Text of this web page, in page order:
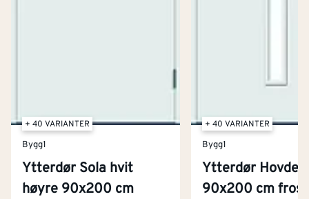
+ 40 VARIANTER
Bygg1
Ytterdør Sola hvit
høyre 90x200 cm
+ 40 VARIANTER
Bygg1
Ytterdør
90x200 cm